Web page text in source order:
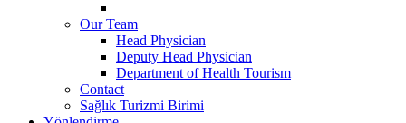
Our Team
Head Physician
Deputy Head Physician
Department of Health Tourism
Contact
Sağlık Turizmi Birimi